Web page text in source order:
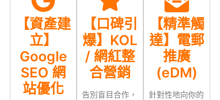
【資產建
立】
Google
SEO 網
站優化
【口碑引
爆】KOL
/ 網紅整
合營銷
告別盲目合作，
【精準觸
達】電郵
推廣
(eDM)
針對性地向你的